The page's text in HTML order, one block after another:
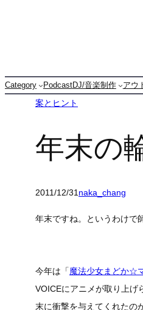
キ
Category PodcastDJ/音楽制作 アウ
案とヒント
年末の
2011/12/31naka_chang
年末ですね。というわけで
今年は「魔法少女まどか☆
VOICEにアニメが取り上げ
末に衝撃を与えてくれたの